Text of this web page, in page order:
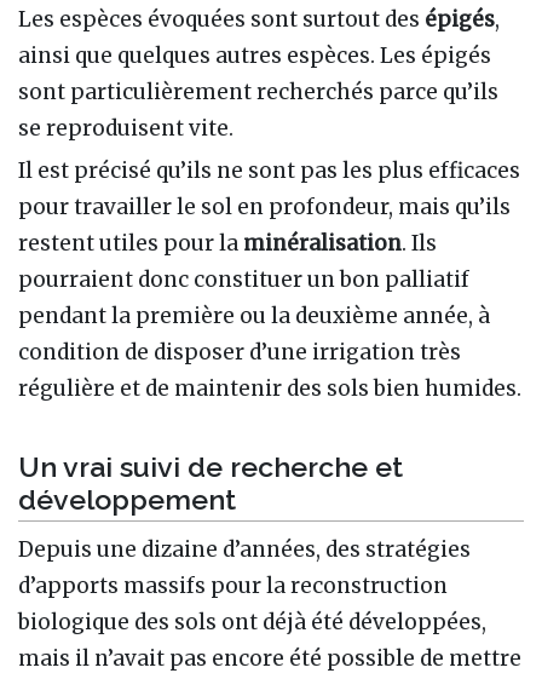
Les espèces évoquées sont surtout des épigés,
ainsi que quelques autres espèces. Les épigés
sont particulièrement recherchés parce qu’ils
se reproduisent vite.
Il est précisé qu’ils ne sont pas les plus efficaces
pour travailler le sol en profondeur, mais qu’ils
restent utiles pour la minéralisation. Ils
pourraient donc constituer un bon palliatif
pendant la première ou la deuxième année, à
condition de disposer d’une irrigation très
régulière et de maintenir des sols bien humides.
Un vrai suivi de recherche et
développement
Depuis une dizaine d’années, des stratégies
d’apports massifs pour la reconstruction
biologique des sols ont déjà été développées,
mais il n’avait pas encore été possible de mettre